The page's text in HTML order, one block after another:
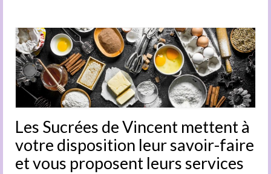
Contact
Les Sucrées de Vincent.be
Les Sucrées de Vincent mettent à
votre disposition leur savoir-faire
et vous proposent leurs services